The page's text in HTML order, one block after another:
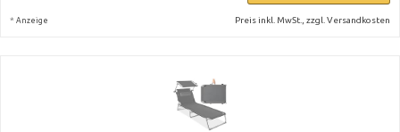
* Anzeige Preis inkl. MwSt., zzgl. Versandkosten